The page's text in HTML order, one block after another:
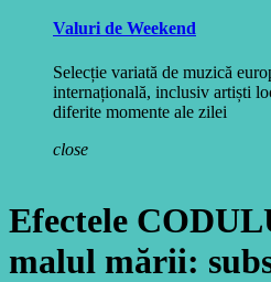
Valuri de Weekend
Selecție variată de muzică
internațională, inclusiv artiști
diferite momente ale zilei
close
Efectele
malul mării: